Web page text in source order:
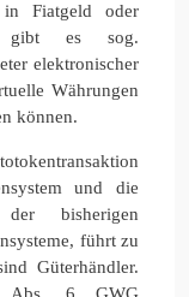
in Fiatgeld oder
gibt es sog.
elektronischer
Währungen
können.
und die
bisherigen
führt zu
Güterhändler.